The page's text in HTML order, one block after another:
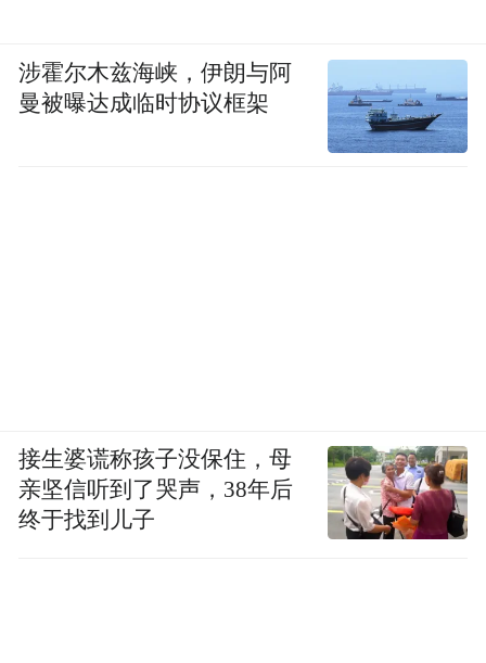
涉霍尔木兹海峡，伊朗与阿
曼被曝达成临时协议框架
接生婆谎称孩子没保住，母
亲坚信听到了哭声，38年后
终于找到儿子